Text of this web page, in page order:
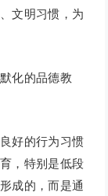
文明习惯，为
化的品德教
好的行为习惯
，特别是低段
成的，而是通